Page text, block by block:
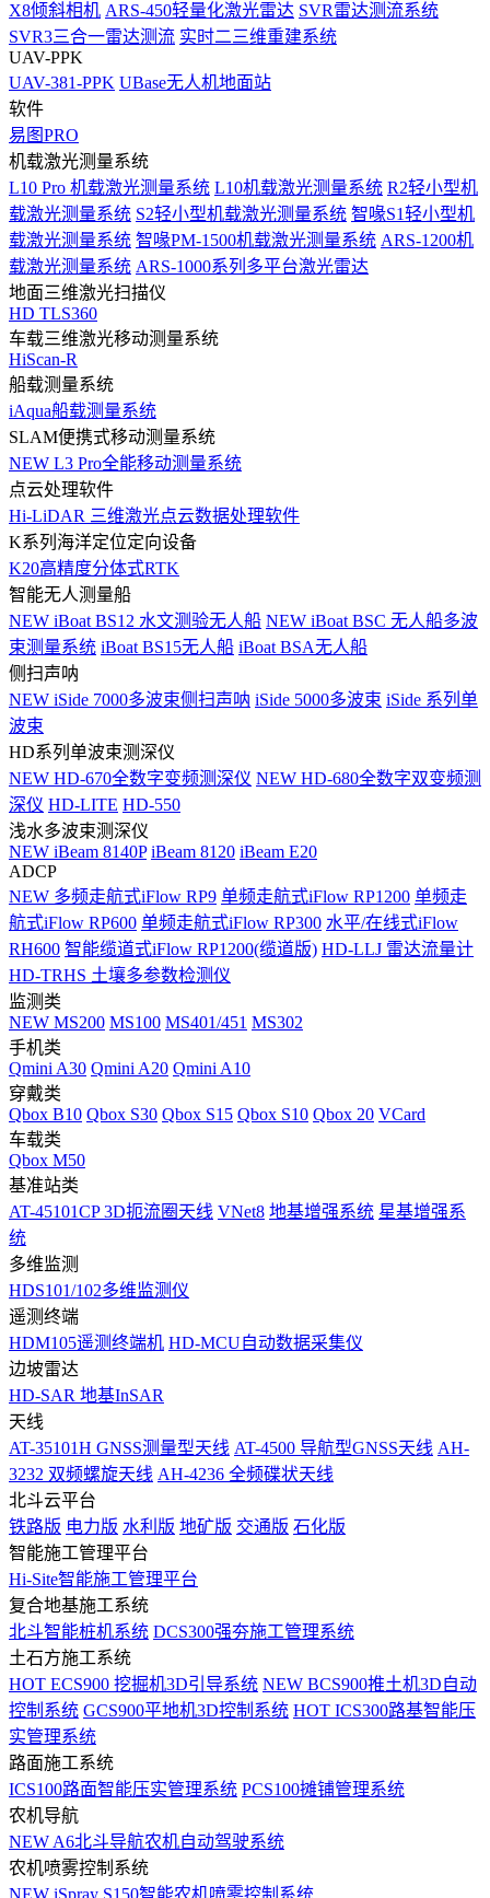
X8倾斜相机 ARS-450轻量化激光雷达 SVR雷达测流系统
SVR3三合一雷达测流 实时二三维重建系统
UAV-PPK
UAV-381-PPK UBase无人机地面站
软件
易图PRO
机载激光测量系统
L10 Pro 机载激光测量系统 L10机载激光测量系统 R2轻小型机
载激光测量系统 S2轻小型机载激光测量系统 智喙S1轻小型机
载激光测量系统 智喙PM-1500机载激光测量系统 ARS-1200机
载激光测量系统 ARS-1000系列多平台激光雷达
地面三维激光扫描仪
HD TLS360
车载三维激光移动测量系统
HiScan-R
船载测量系统
iAqua船载测量系统
SLAM便携式移动测量系统
NEW L3 Pro全能移动测量系统
点云处理软件
Hi-LiDAR 三维激光点云数据处理软件
K系列海洋定位定向设备
K20高精度分体式RTK
智能无人测量船
NEW iBoat BS12 水文测验无人船 NEW iBoat BSC 无人船多波
束测量系统 iBoat BS15无人船 iBoat BSA无人船
侧扫声呐
NEW iSide 7000多波束侧扫声呐 iSide 5000多波束 iSide 系列单
波束
HD系列单波束测深仪
NEW HD-670全数字变频测深仪 NEW HD-680全数字双变频测
深仪 HD-LITE HD-550
浅水多波束测深仪
NEW iBeam 8140P iBeam 8120 iBeam E20
ADCP
NEW 多频走航式iFlow RP9 单频走航式iFlow RP1200 单频走
航式iFlow RP600 单频走航式iFlow RP300 水平/在线式iFlow
RH600 智能缆道式iFlow RP1200(缆道版) HD-LLJ 雷达流量计
HD-TRHS 土壤多参数检测仪
监测类
NEW MS200 MS100 MS401/451 MS302
手机类
Qmini A30 Qmini A20 Qmini A10
穿戴类
Qbox B10 Qbox S30 Qbox S15 Qbox S10 Qbox 20 VCard
车载类
Qbox M50
基准站类
AT-45101CP 3D扼流圈天线 VNet8 地基增强系统 星基增强系
统
多维监测
HDS101/102多维监测仪
遥测终端
HDM105遥测终端机 HD-MCU自动数据采集仪
边坡雷达
HD-SAR 地基InSAR
天线
AT-35101H GNSS测量型天线 AT-4500 导航型GNSS天线 AH-
3232 双频螺旋天线 AH-4236 全频碟状天线
北斗云平台
铁路版 电力版 水利版 地矿版 交通版 石化版
智能施工管理平台
Hi-Site智能施工管理平台
复合地基施工系统
北斗智能桩机系统 DCS300强夯施工管理系统
土石方施工系统
HOT ECS900 挖掘机3D引导系统 NEW BCS900推土机3D自动
控制系统 GCS900平地机3D控制系统 HOT ICS300路基智能压
实管理系统
路面施工系统
ICS100路面智能压实管理系统 PCS100摊铺管理系统
农机导航
NEW A6北斗导航农机自动驾驶系统
农机喷雾控制系统
NEW iSpray S150智能农机喷雾控制系统